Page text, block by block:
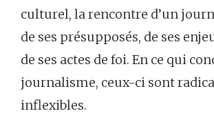
culturel, la rencontre d’un
de ses présupposés, de ses
de ses actes de foi. En ce qui
journalisme, ceux-ci sont
inflexibles.